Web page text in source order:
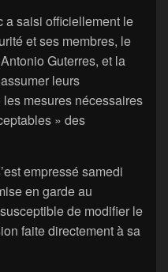
a saisi officiellement le
et ses membres, le
Guterres, et la
leurs
mesures nécessaires
» des
empressé samedi
en garde au
de modifier le
faite directement à sa